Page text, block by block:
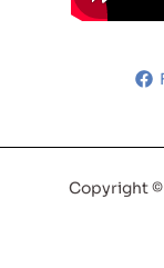
Copyright